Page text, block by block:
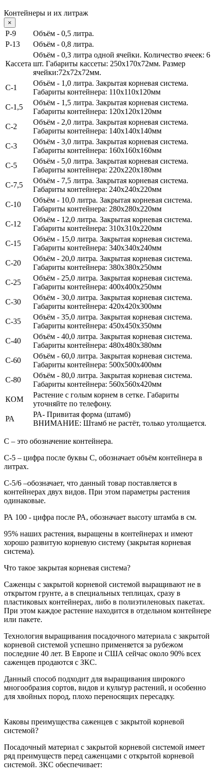
Контейнеры и их литраж
×
Р-9
Объём - 0,5 литра.
P-13
Объём - 0,8 литра.
Кассета
Объём - 0,3 литра одной ячейки. Количество ячеек: 6
шт. Габариты кассеты: 250х170х72мм. Размер
ячейки:72х72х72мм.
С-1
Объём - 1,0 литра. Закрытая корневая система.
Габариты контейнера: 110х110х120мм
С-1,5
Объём - 1,5 литра. Закрытая корневая система.
Габариты контейнера: 120х120х120мм
С-2
Объём - 2,0 литра. Закрытая корневая система.
Габариты контейнера: 140х140х140мм
С-3
Объём - 3,0 литра. Закрытая корневая система.
Габариты контейнера: 160х160х160мм
С-5
Объём - 5,0 литра. Закрытая корневая система.
Габариты контейнера: 220х220х180мм
С-7,5
Объём - 7,5 литра. Закрытая корневая система.
Габариты контейнера: 240х240х220мм
С-10
Объём - 10,0 литра. Закрытая корневая система.
Габариты контейнера: 280х280х220мм
С-12
Объём - 12,0 литра. Закрытая корневая система.
Габариты контейнера: 310х310х220мм
С-15
Объём - 15,0 литра. Закрытая корневая система.
Габариты контейнера: 340х340х240мм
С-20
Объём - 20,0 литра. Закрытая корневая система.
Габариты контейнера: 380х380х250мм
С-25
Объём - 25,0 литра. Закрытая корневая система.
Габариты контейнера: 400х400х250мм
С-30
Объём - 30,0 литра. Закрытая корневая система.
Габариты контейнера: 420х420х300мм
С-35
Объём - 35,0 литра. Закрытая корневая система.
Габариты контейнера: 450х450х350мм
С-40
Объём - 40,0 литра. Закрытая корневая система.
Габариты контейнера: 480х480х380мм
С-60
Объём - 60,0 литра. Закрытая корневая система.
Габариты контейнера: 500х500х400мм
С-80
Объём - 80,0 литра. Закрытая корневая система.
Габариты контейнера: 560х560х420мм
КОМ
Растение с голым корнем в сетке. Габариты
уточняйте по телефону.
РА
РА- Привитая форма (штамб)
ВНИМАНИЕ: Штамб не растёт, только утолщается.
С – это обозначение контейнера.
С-5 – цифра после буквы С, обозначает объём контейнера в
литрах.
С-5/6 –обозначает, что данный товар поставляется в
контейнерах двух видов. При этом параметры растения
одинаковые.
РА 100 - цифра после РА, обозначает высоту штамба в см.
95% наших растения, выращены в контейнерах и имеют
хорошо развитую корневую систему (закрытая корневая
система).
Что такое закрытая корневая система?
Саженцы с закрытой корневой системой выращивают не в
открытом грунте, а в специальных теплицах, сразу в
пластиковых контейнерах, либо в полиэтиленовых пакетах.
При этом каждое растение находится в отдельном контейнере
или пакете.
Технология выращивания посадочного материала с закрытой
корневой системой успешно применяется за рубежом
последние 40 лет. В Европе и США сейчас около 90% всех
саженцев продаются с ЗКС.
Данный способ подходит для выращивания широкого
многообразия сортов, видов и культур растений, и особенно
для хвойных пород, плохо переносящих пересадку.
Каковы преимущества саженцев с закрытой корневой
системой?
Посадочный материал с закрытой корневой системой имеет
ряд преимуществ перед саженцами с открытой корневой
системой. ЗКС обеспечивает: